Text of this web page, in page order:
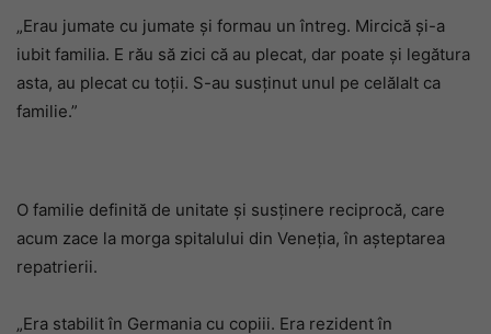
„Erau jumate cu jumate și formau un întreg. Mircică și-a
iubit familia. E rău să zici că au plecat, dar poate și legătura
asta, au plecat cu toții. S-au susținut unul pe celălalt ca
familie.”
O familie definită de unitate și susținere reciprocă, care
acum zace la morga spitalului din Veneția, în așteptarea
repatrierii.
„Era stabilit în Germania cu copiii. Era rezident în